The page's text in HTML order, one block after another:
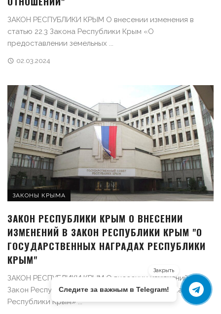
ЗАКОН РЕСПУБЛИКИ КРЫМ О внесении изменения в
статью 22.3 Закона Республики Крым «О
предоставлении земельных ...
02.03.2024
ЗАКОНЫ КРЫМА
ЗАКОН РЕСПУБЛИКИ КРЫМ О ВНЕСЕНИИ
ИЗМЕНЕНИЙ В ЗАКОН РЕСПУБЛИКИ КРЫМ "О
ГОСУДАРСТВЕННЫХ НАГРАДАХ РЕСПУБЛИКИ
КРЫМ"
ЗАКОН РЕСПУБЛИКИ КРЫМ О внесении изменений в
Закон Республики Крым «О государственных наградах
Республики Крым» ...
Закрыть
Следите за важным в Telegram!